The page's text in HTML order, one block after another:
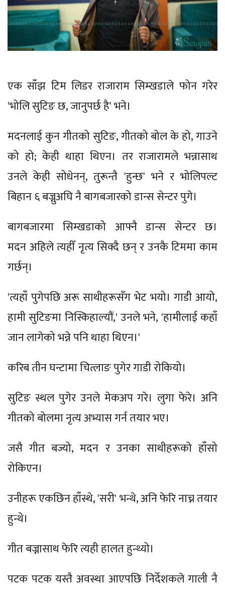
एक साँझ टिम लिडर राजाराम सिम्खडाले फोन गरेर
'भोलि सुटिङ छ, जानुपर्छ है' भने।
मदनलाई कुन गीतको सुटिङ, गीतको बोल के हो, गाउने
को हो; केही थाहा थिएन। तर राजारामले भन्नासाथ
उनले केही सोधेनन्, तुरून्तै 'हुन्छ' भने र भोलिपल्ट
बिहान ६ बज्नुअघि नै बागबजारको डान्स सेन्टर पुगे।
बागबजारमा सिम्खडाको आफ्नै डान्स सेन्टर छ।
मदन अहिले त्यहीँ नृत्य सिक्दै छन् र उनकै टिममा काम
गर्छन्।
'त्यहाँ पुगेपछि अरू साथीहरूसँग भेट भयो। गाडी आयो,
हामी सुटिङमा निस्किहाल्यौं,' उनले भने, 'हामीलाई कहाँ
जान लागेको भन्ने पनि थाहा थिएन।'
करिब तीन घन्टामा चित्लाङ पुगेर गाडी रोकियो।
सुटिङ स्थल पुगेर उनले मेकअप गरे। लुगा फेरे। अनि
गीतको बोलमा नृत्य अभ्यास गर्न तयार भए।
जसै गीत बज्यो, मदन र उनका साथीहरूको हाँसो
रोकिएन।
उनीहरू एकछिन हाँस्थे, 'सरी' भन्थे, अनि फेरि नाच्न तयार
हुन्थे।
गीत बज्नासाथ फेरि त्यही हालत हुन्थ्यो।
पटक पटक यस्तै अवस्था आएपछि निर्देशकले गाली नै